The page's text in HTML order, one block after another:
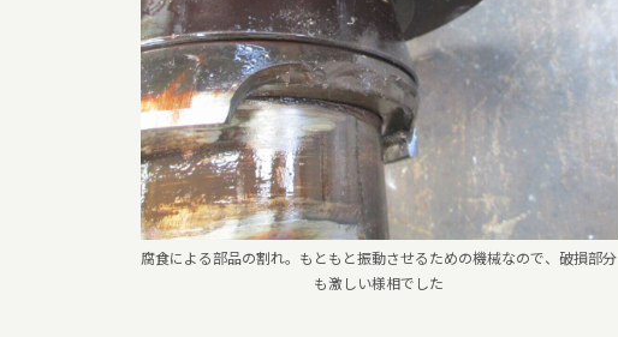
腐食による部品の割れ。もともと振動させるための機械なので、破損部分
も激しい様相でした